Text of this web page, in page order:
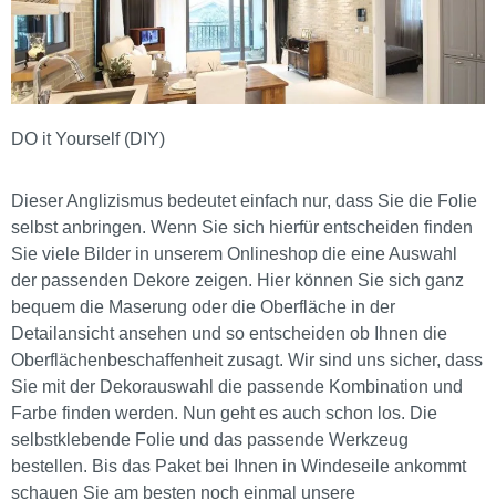
DO it Yourself (DIY)
Dieser Anglizismus bedeutet einfach nur, dass Sie die Folie
selbst anbringen. Wenn Sie sich hierfür entscheiden finden
Sie viele Bilder in unserem Onlineshop die eine Auswahl
der passenden Dekore zeigen. Hier können Sie sich ganz
bequem die Maserung oder die Oberfläche in der
Detailansicht ansehen und so entscheiden ob Ihnen die
Oberflächenbeschaffenheit zusagt. Wir sind uns sicher, dass
Sie mit der Dekorauswahl die passende Kombination und
Farbe finden werden. Nun geht es auch schon los. Die
selbstklebende Folie und das passende Werkzeug
bestellen. Bis das Paket bei Ihnen in Windeseile ankommt
schauen Sie am besten noch einmal unsere